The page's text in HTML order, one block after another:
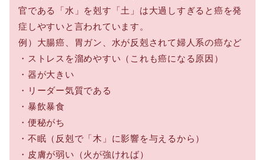
官である「水」を剋す「土」は大過しすぎると癌を発
症しやすいと言われています。
例）大腸癌、胃ガン、水が反剋されて婦人系の癌など
・ストレスを溜めやすい（これも癌になる原因）
・器が大きい
・リーダー気質である
・暴飲暴食
・便秘がち
・不眠（反剋で「木」に影響を与えるから）
・皮膚が弱い（火が強ければ）